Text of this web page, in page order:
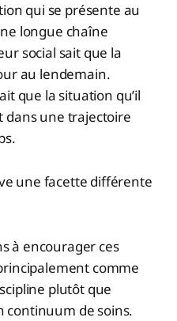
qui se présente au
longue chaîne
social sait que la
au lendemain.
que la situation qu’il
dans une trajectoire
une facette différente
à encourager ces
comme
plutôt que
continuum de soins.